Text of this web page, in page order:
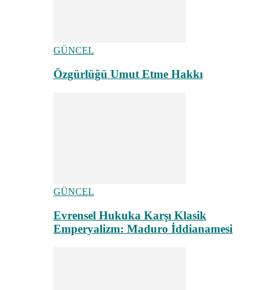
GÜNCEL
Özgürlüğü Umut Etme Hakkı
GÜNCEL
Evrensel Hukuka Karşı Klasik
Emperyalizm: Maduro İddianamesi